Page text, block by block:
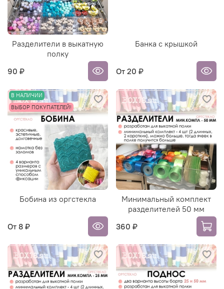
Разделители в выкатную
полку
90 ₽
Банка с крышкой
От 20 ₽
В НАЛИЧИИ
ВЫБОР ПОКУПАТЕЛЕЙ!
Бобина из оргстекла
От 8 ₽
Минимальный комплект
разделителей 50 мм
360 ₽